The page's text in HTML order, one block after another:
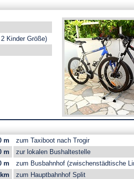
Kinder Größe)
m
m
m
zum Taxiboot nach Trogir
zur lokalen Bushaltestelle
zum Busbahnhof (zwischenstädtische
zum Hauptbahnhof Split